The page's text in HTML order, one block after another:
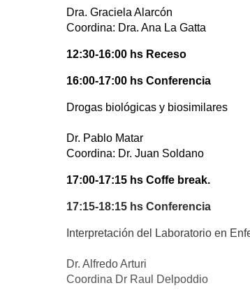
Dra. Graciela Alarcón
Coordina: Dra. Ana La Gatta
12:30-16:00 hs Receso
16:00-17:00 hs Conferencia
Drogas biológicas y biosimilares
Dr. Pablo Matar
Coordina: Dr. Juan Soldano
17:00-17:15 hs Coffe break.
17:15-18:15 hs Conferencia
Interpretación del Laboratorio en
Dr. Alfredo Arturi
Coordina Dr Raul Delpoddio